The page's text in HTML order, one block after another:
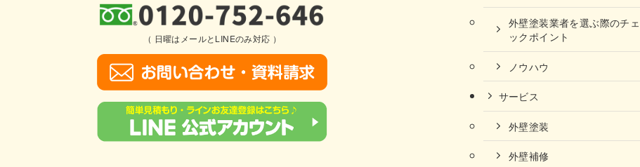
（ 日曜はメールとLINEのみ対応 ）
外壁塗装業者を選ぶ際のチェ
ックポイント
ノウハウ
サービス
外壁塗装
外壁補修